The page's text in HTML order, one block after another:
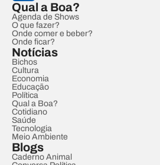
Qual a Boa?
Agenda de Shows
O que fazer?
Onde comer e beber?
Onde ficar?
Notícias
Bichos
Cultura
Economia
Educação
Política
Qual a Boa?
Cotidiano
Saúde
Tecnologia
Meio Ambiente
Blogs
Caderno Animal